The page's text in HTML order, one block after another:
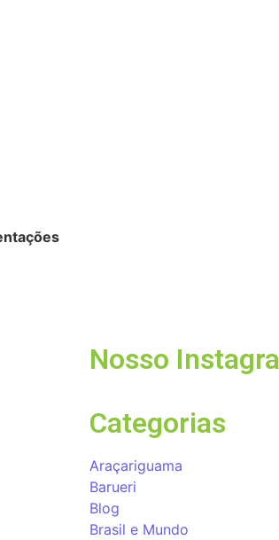
Nosso
Categorias
Araçariguama
Barueri
Blog
Brasil e Mundo